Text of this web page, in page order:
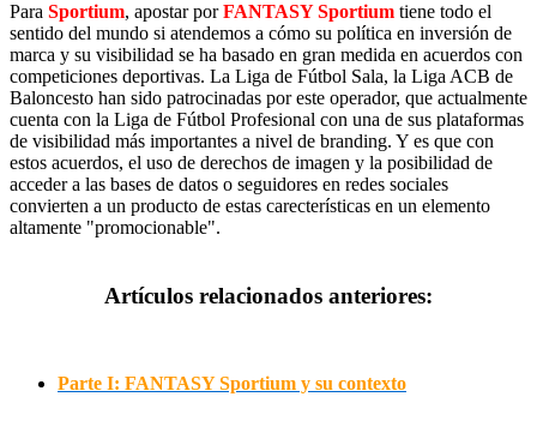
Para Sportium, apostar porFANTASY Sportium tiene todo el
sentido del mundo si atendemos a cómo su política en inversión de
marca y su visibilidad se ha basado en gran medida en acuerdos con
competiciones deportivas. La Liga de Fútbol Sala, la Liga ACB de
Baloncesto han sido patrocinadas por este operador, que actualmente
cuenta con la Liga de Fútbol Profesional con una de sus plataformas
de visibilidad más importantes a nivel de branding. Y es que con
estos acuerdos, el uso de derechos de imagen y la posibilidad de
acceder a las bases de datos o seguidores en redes sociales
convierten a un producto de estas carecterísticas en un elemento
altamente "promocionable".
Artículos relacionados anteriores:
Parte I: FANTASY Sportium y su contexto